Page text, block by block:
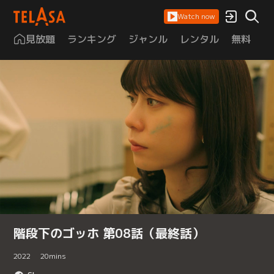
Watch now
見放題 ランキング ジャンル レンタル 無料
階段下のゴッホ 第08話（最終話）
2022 20mins